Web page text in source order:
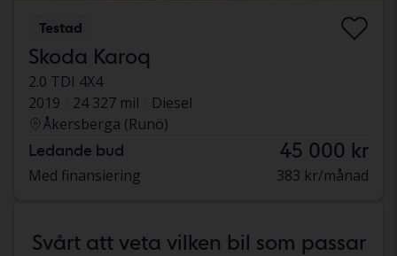
Testad
Skoda Karoq
2.0 TDI 4X4
2019
24 327 mil
Diesel
Åkersberga (Runö)
Ledande bud 45 000 kr
Med finansiering 383 kr/månad
Svårt att veta vilken bil som passar